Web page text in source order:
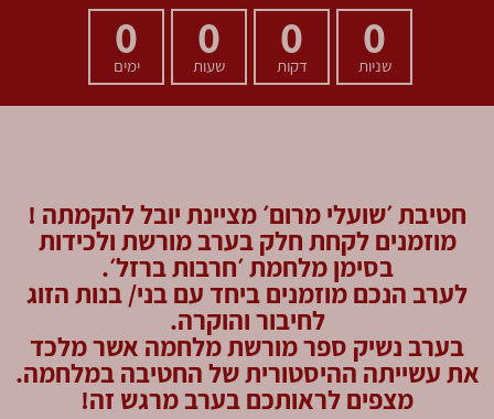
0
שניות
0
דקות
0
שעות
0
ימים
חטיבת ׳שועלי מרום׳ מציינת יובל להקמתה !
מוזמנים לקחת חלק בערב מורשת ולכידות
בסימן מלחמת ׳חרבות ברזל׳.
לערב הנכם מוזמנים ביחד עם בני/ בנות הזוג
לחיבור והוקרה.
בערב נשיק ספר מורשת מלחמה אשר מלכד
את עשייתה ההיסטורית של החטיבה במלחמה.
מצפים לראותכם בערב מרגש זה!